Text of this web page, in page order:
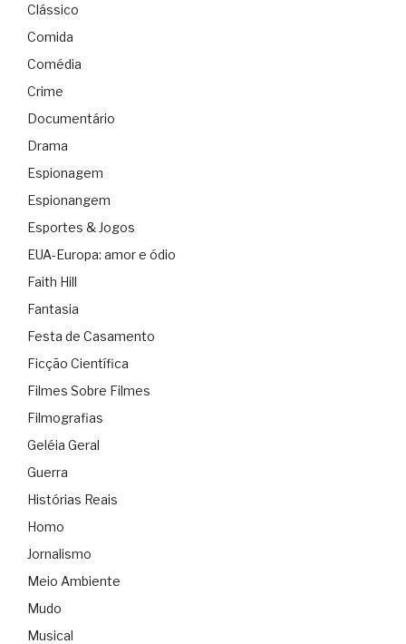
Clássico
Comida
Comédia
Crime
Documentário
Drama
Espionagem
Espionangem
Esportes & Jogos
EUA-Europa: amor e ódio
Faith Hill
Fantasia
Festa de Casamento
Ficção Científica
Filmes Sobre Filmes
Filmografias
Geléia Geral
Guerra
Histórias Reais
Homo
Jornalismo
Meio Ambiente
Mudo
Musical